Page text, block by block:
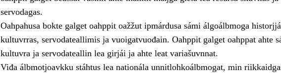
servodagas.
Oahpahusa bokte galget oahppit oažžut ipmárdusa sámi álgoálbmoga
kultuvrras, servodateallimis ja vuoigatvuođain. Oahppit galget oahppat ahte
kultuvra ja servodateallin lea girjái ja ahte leat variašuvnnat.
Viđa álbmotjoavkku stáhtus lea nationála unnitlohkoálbmogat, min